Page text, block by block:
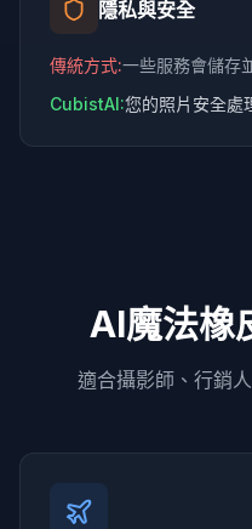
隱私與安全
傳統方式:一些服務會儲存
CubistAI:您的照片安全處
AI魔法橡
適合攝影師、行銷